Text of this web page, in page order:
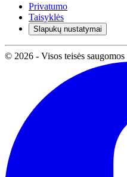
Privatumo
Taisyklės
Slapukų nustatymai
© 2026 - Visos teisės saugomos